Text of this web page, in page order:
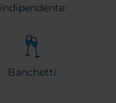
indipendente
Banchetti